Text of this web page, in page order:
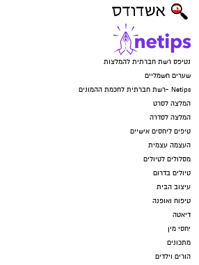
נטיפס רשת חברתית להמלצות
שערים חשמליים
Netips -רשת חברתית לחכמת ההמונים
המלצה לסרט
המלצה לסדרה
טיפים ליחסים אישיים
העצמה עצמית
מסלולים לטיולים
טיולים בדרום
עיצוב הבית
טיפוח ואופנה
דיאטה
יחסי מין
מתכונים
הורים וילדים